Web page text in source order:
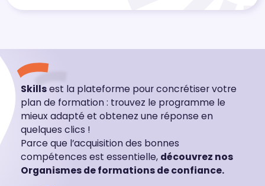
Skillsest la plateforme pour concrétiser votre
plan de formation : trouvez le programme le
mieux adapté et obtenez une réponse en
quelques clics !
Parce que l’acquisition des bonnes
compétences est essentielle, découvrez nos
Organismes de formations de confiance.